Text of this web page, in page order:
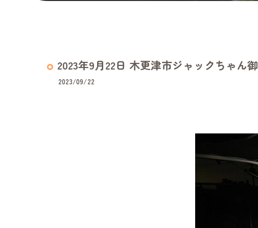
2023年9月22日 木更津市ジャックちゃん
2023/09/22